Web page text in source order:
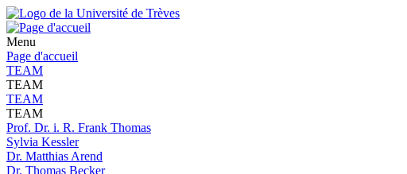
Menu
Page d'accueil
TEAM
TEAM
TEAM
TEAM
Prof. Dr. i. R. Frank Thomas
Sylvia Kessler
Dr. Matthias Arend
Dr. Thomas Becker